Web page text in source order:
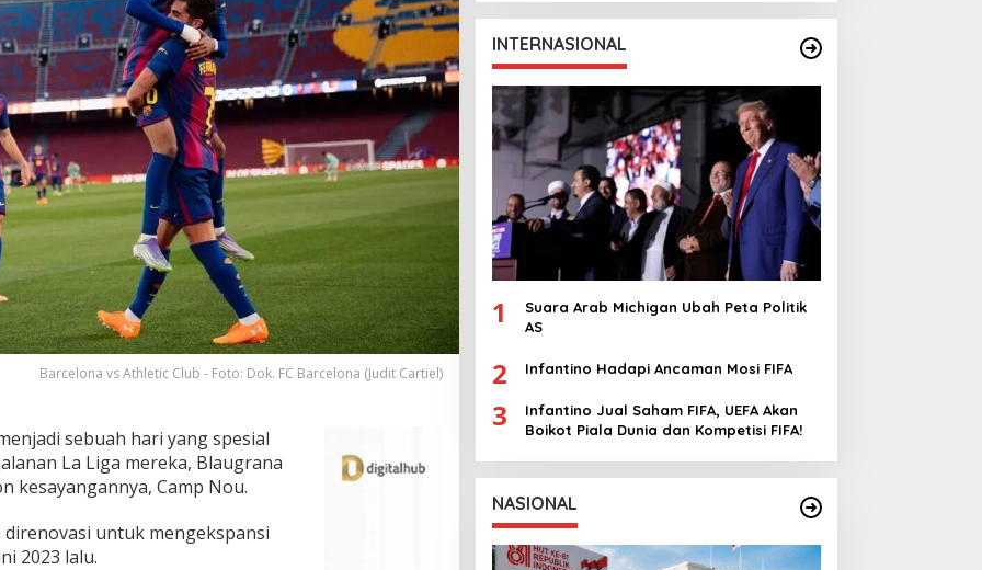
Barcelona vs Athletic Club - Foto: Dok. FC Barcelona (Judit Cartiel)
sebuah hari yang spesial
La Liga mereka, Blaugrana
kesayangannya, Camp Nou.
direnovasi untuk mengekspansi
2023 lalu.
INTERNASIONAL
1
Suara Arab Michigan Ubah Peta Politik
AS
2 Infantino Hadapi Ancaman Mosi FIFA
3
Infantino Jual Saham FIFA, UEFA Akan
Boikot Piala Dunia dan Kompetisi FIFA!
NASIONAL